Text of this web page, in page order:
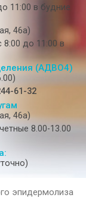
11:00 в будние
46а)
8:00 до 11:00 в
(АДВО4)
61-32
46а)
8.00-13.00
эпидермолиза